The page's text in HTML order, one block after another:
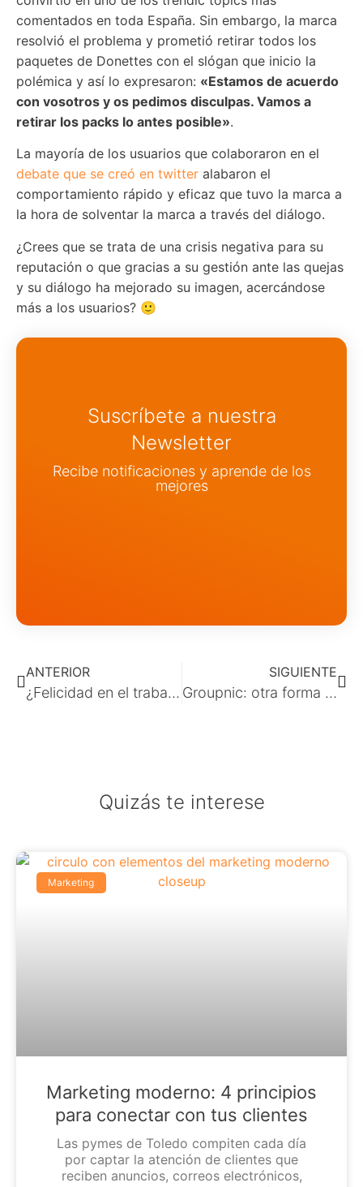
comentados en toda España. Sin embargo, la marca
resolvió el problema y prometió retirar todos los
paquetes de Donettes con el slógan que inicio la
polémica y así lo expresaron: «Estamos de acuerdo
con vosotros y os pedimos disculpas. Vamos a
retirar los packs lo antes posible».
La mayoría de los usuarios que colaboraron en el
debate que se creó en twitter alabaron el
comportamiento rápido y eficaz que tuvo la marca a
la hora de solventar la marca a través del diálogo.
¿Crees que se trata de una crisis negativa para su
reputación o que gracias a su gestión ante las quejas
y su diálogo ha mejorado su imagen, acercándose
más a los usuarios? 🙂
Suscríbete a nuestra
Newsletter
Recibe notificaciones y aprende de los
mejores
ANTERIOR
¿Felicidad en el trabajo?
SIGUIENTE
Groupnic: otra forma de compartir
Quizás te interese
Marketing
Marketing moderno: 4 principios
para conectar con tus clientes
Las pymes de Toledo compiten cada día
por captar la atención de clientes que
reciben anuncios, correos electrónicos,